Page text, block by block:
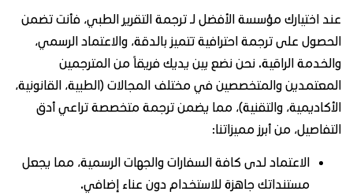
اختيارك مؤسسة الأفضل لـ ترجمة التقرير الطبي، فأنت تضمن
على ترجمة احترافية تتميز بالدقة، والاعتماد الرسمي،
الراقية. نحن نضع بين يديك فريقاً من المترجمين
والمتخصصين في مختلف المجالات (الطبية، القانونية،
والتقنية)، مما يضمن ترجمة متخصصة تراعي أدق
من أبرز مميزاتنا:
الاعتماد لدى كافة السفارات والجهات الرسمية، مما يجعل
مستنداتك جاهزة للاستخدام دون عناء إضافي.